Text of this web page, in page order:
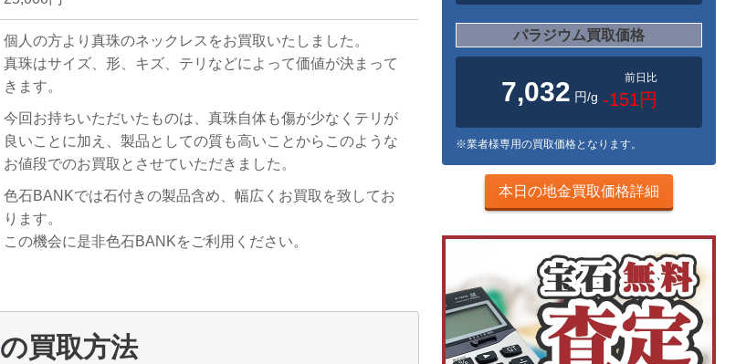
個人の方より真珠のネックレスをお買取いたしました。
真珠はサイズ、形、キズ、テリなどによって価値が決まって
きます。
今回お持ちいただいたものは、真珠自体も傷が少なくテリが
良いことに加え、製品としての質も高いことからこのような
お値段でのお買取とさせていただきました。
色石BANKでは石付きの製品含め、幅広くお買取を致してお
ります。
この機会に是非色石BANKをご利用ください。
の買取方法
パラジウム買取価格
7,032 円/g
前日比
-151円
※業者様専用の買取価格となります。
本日の地金買取価格詳細